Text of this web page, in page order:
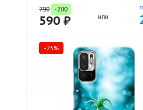
790 -200
590 ₽ или
-25%